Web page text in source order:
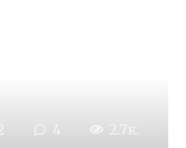
4 2.7к.